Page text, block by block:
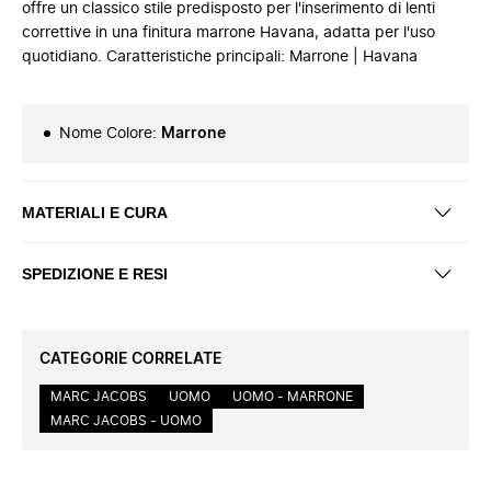
offre un classico stile predisposto per l'inserimento di lenti
correttive in una finitura marrone Havana, adatta per l'uso
quotidiano. Caratteristiche principali: Marrone | Havana
Nome Colore: Marrone
MATERIALI E CURA
SPEDIZIONE E RESI
CATEGORIE CORRELATE
MARC JACOBS UOMO
UOMO - MARRONE
MARC JACOBS - UOMO